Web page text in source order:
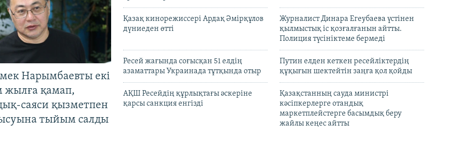
Нарымбаевты екі
қамап,
саяси қызметпен
тыйым салды
Қазақ кинорежиссері Ардақ Әмірқұлов
дүниеден өтті
Журналист Динара Егеубаева үстінен
қылмыстық іс қозғалғанын айтты.
Полиция түсініктеме бермеді
Ресей жағында соғысқан 51 елдің
азаматтары Украинада тұтқында отыр
Путин елден кеткен ресейліктердің
құқығын шектейтін заңға қол қойды
АҚШ Ресейдің құрлықтағы әскеріне
қарсы санкция енгізді
Қазақстанның сауда министрі
кәсіпкерлерге отандық
маркетплейстерге басымдық беру
жайлы кеңес айтты